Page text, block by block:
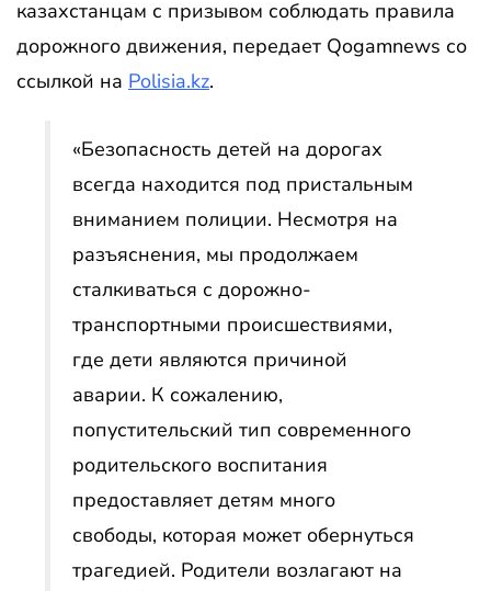
казахстанцам с призывом соблюдать правила
дорожного движения, передает Qogamnews со
ссылкой на Polisia.kz.
«Безопасность детей на дорогах
всегда находится под пристальным
вниманием полиции. Несмотря на
разъяснения, мы продолжаем
сталкиваться с дорожно-
транспортными происшествиями,
где дети являются причиной
аварии. К сожалению,
попустительский тип современного
родительского воспитания
предоставляет детям много
свободы, которая может обернуться
трагедией. Родители возлагают на